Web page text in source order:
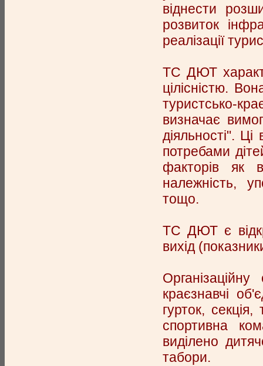
віднести
розвиток
реалізації
ТС ДЮТ
цілісністю.
туристсько-
визначає
діяльності".
потребами
факторів як
належність,
тощо.
ТС ДЮТ є
вихід
краєзнавчі
гурток,
спортивна
виділено
табори.